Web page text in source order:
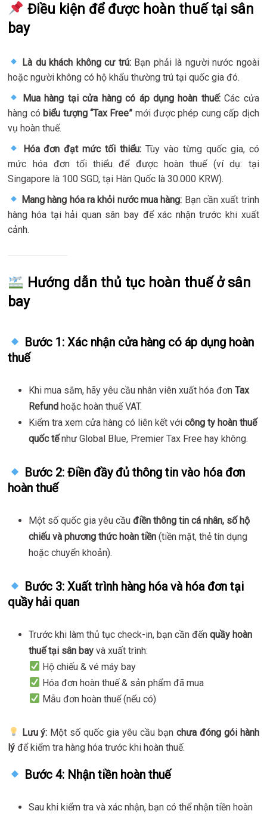
Điều kiện để được hoàn thuế tại sân
bay
Là du khách không cư trú:Bạn phải là người nước ngoài
hoặc người không có hộ khẩu thường trú tại quốc gia đó.
Mua hàng tại cửa hàng có áp dụng hoàn thuế:Các cửa
hàng có biểu tượng “Tax Free” mới được phép cung cấp dịch
vụ hoàn thuế.
Hóa đơn đạt mức tối thiểu: Tùy vào từng quốc gia, có
mức hóa đơn tối thiểu để được hoàn thuế (ví dụ: tại
Singapore là 100 SGD, tại Hàn Quốc là 30.000 KRW).
Mang hàng hóa ra khỏi nước mua hàng: Bạn cần xuất trình
hàng hóa tại hải quan sân bay để xác nhận trước khi xuất
cảnh.
Hướng dẫn thủ tục hoàn thuế ở sân
bay
Bước 1: Xác nhận cửa hàng có áp dụng hoàn
thuế
Khi mua sắm, hãy yêu cầu nhân viên xuất hóa đơnTax
Refund hoặc hoàn thuế VAT.
Kiểm tra xem cửa hàng có liên kết vớicông ty hoàn thuế
quốc tếnhư Global Blue, Premier Tax Free hay không.
Bước 2: Điền đầy đủ thông tin vào hóa đơn
hoàn thuế
Một số quốc gia yêu cầuđiền thông tin cá nhân, số hộ
chiếu và phương thức hoàn tiền (tiền mặt, thẻ tín dụng
hoặc chuyển khoản).
Bước 3: Xuất trình hàng hóa và hóa đơn tại
quầy hải quan
Trước khi làm thủ tục check-in, bạn cần đếnquầy hoàn
thuế tại sân bay và xuất trình:
Hộ chiếu & vé máy bay
Hóa đơn hoàn thuế & sản phẩm đã mua
Mẫu đơn hoàn thuế (nếu có)
Lưu ý: Một số quốc gia yêu cầu bạn chưa đóng gói hành
lý để kiểm tra hàng hóa trước khi hoàn thuế.
Bước 4: Nhận tiền hoàn thuế
Sau khi kiểm tra và xác nhận, bạn có thể nhận tiền hoàn